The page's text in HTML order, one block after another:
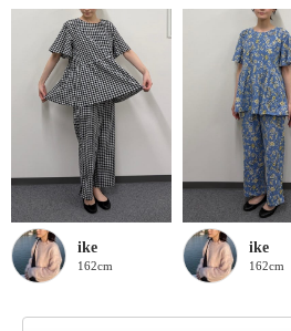
ike
162cm
ike
162cm